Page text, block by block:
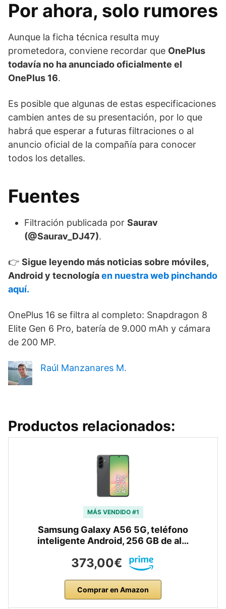
Por ahora, solo rumores
Aunque la ficha técnica resulta muy
prometedora, conviene recordar que OnePlus
todavía no ha anunciado oficialmente el
OnePlus 16.
Es posible que algunas de estas especificaciones
cambien antes de su presentación, por lo que
habrá que esperar a futuras filtraciones o al
anuncio oficial de la compañía para conocer
todos los detalles.
Fuentes
Filtración publicada por Saurav
(@Saurav_DJ47).
👉 Sigue leyendo más noticias sobre móviles,
Android y tecnologíaen nuestra web pinchando
aquí.
OnePlus 16 se filtra al completo: Snapdragon 8
Elite Gen 6 Pro, batería de 9.000 mAh y cámara
de 200 MP.
Raúl Manzanares M.
Productos relacionados:
MÁS VENDIDO #1
Samsung Galaxy A56 5G, teléfono
inteligente Android, 256 GB de al…
373,00€
Comprar en Amazon